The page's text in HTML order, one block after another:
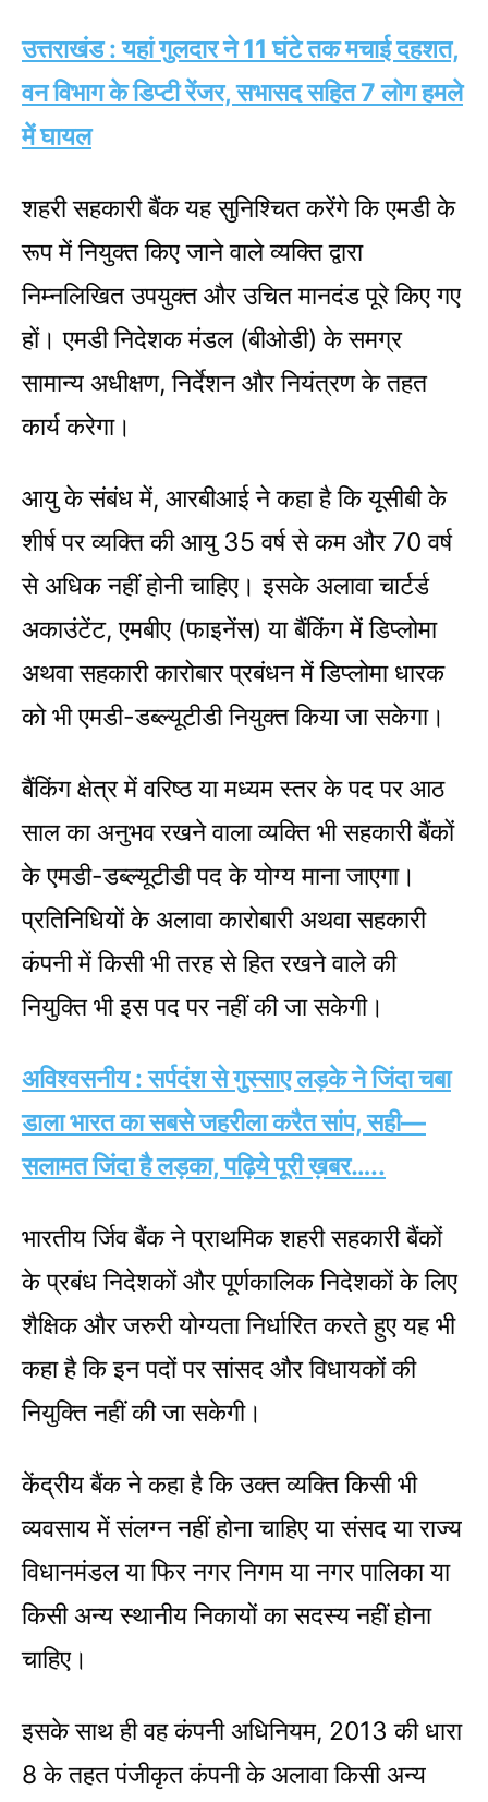
उत्तराखंड : यहां गुलदार ने 11 घंटे तक मचाई दहशत,
वन विभाग के डिप्टी रेंजर, सभासद सहित 7 लोग हमले
में घायल
शहरी सहकारी बैंक यह सुनिश्चित करेंगे कि एमडी के
रूप में नियुक्त किए जाने वाले व्यक्ति द्वारा
निम्नलिखित उपयुक्त और उचित मानदंड पूरे किए गए
हों। एमडी निदेशक मंडल (बीओडी) के समग्र
सामान्य अधीक्षण, निर्देशन और नियंत्रण के तहत
कार्य करेगा।
आयु के संबंध में, आरबीआई ने कहा है कि यूसीबी के
शीर्ष पर व्यक्ति की आयु 35 वर्ष से कम और 70 वर्ष
से अधिक नहीं होनी चाहिए। इसके अलावा चार्टर्ड
अकाउंटेंट, एमबीए (फाइनेंस) या बैंकिंग में डिप्लोमा
अथवा सहकारी कारोबार प्रबंधन में डिप्लोमा धारक
को भी एमडी-डब्ल्यूटीडी नियुक्त किया जा सकेगा।
बैंकिंग क्षेत्र में वरिष्ठ या मध्यम स्तर के पद पर आठ
साल का अनुभव रखने वाला व्यक्ति भी सहकारी बैंकों
के एमडी-डब्ल्यूटीडी पद के योग्य माना जाएगा।
प्रतिनिधियों के अलावा कारोबारी अथवा सहकारी
कंपनी में किसी भी तरह से हित रखने वाले की
नियुक्ति भी इस पद पर नहीं की जा सकेगी।
अविश्वसनीय : सर्पदंश से गुस्साए लड़के ने जिंदा चबा
डाला भारत का सबसे जहरीला करैत सांप, सही—
सलामत जिंदा है लड़का, पढ़िये पूरी ख़बर…..
भारतीय र्जिव बैंक ने प्राथमिक शहरी सहकारी बैंकों
के प्रबंध निदेशकों और पूर्णकालिक निदेशकों के लिए
शैक्षिक और जरुरी योग्यता निर्धारित करते हुए यह भी
कहा है कि इन पदों पर सांसद और विधायकों की
नियुक्ति नहीं की जा सकेगी।
केंद्रीय बैंक ने कहा है कि उक्त व्यक्ति किसी भी
व्यवसाय में संलग्न नहीं होना चाहिए या संसद या राज्य
विधानमंडल या फिर नगर निगम या नगर पालिका या
किसी अन्य स्थानीय निकायों का सदस्य नहीं होना
चाहिए।
इसके साथ ही वह कंपनी अधिनियम, 2013 की धारा
8 के तहत पंजीकृत कंपनी के अलावा किसी अन्य